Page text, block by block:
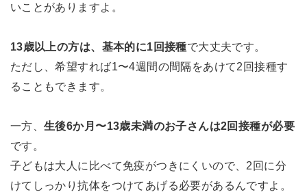
いことがありますよ。
13歳以上の方は、基本的に1回接種で大丈夫です。
ただし、希望すれば1〜4週間の間隔をあけて2回接種す
ることもできます。
一方、生後6か月〜13歳未満のお子さんは2回接種が必要
です。
子どもは大人に比べて免疫がつきにくいので、2回に分
けてしっかり抗体をつけてあげる必要があるんですよ。